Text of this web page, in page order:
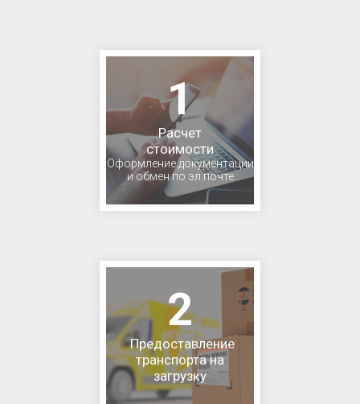
1
Расчет
стоимости
Оформление документации
и обмен по эл.почте
2
Предоставление
транспорта на
загрузку